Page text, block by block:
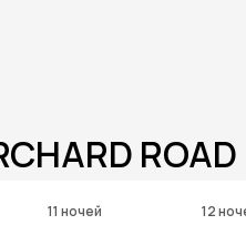
11 ночей 12